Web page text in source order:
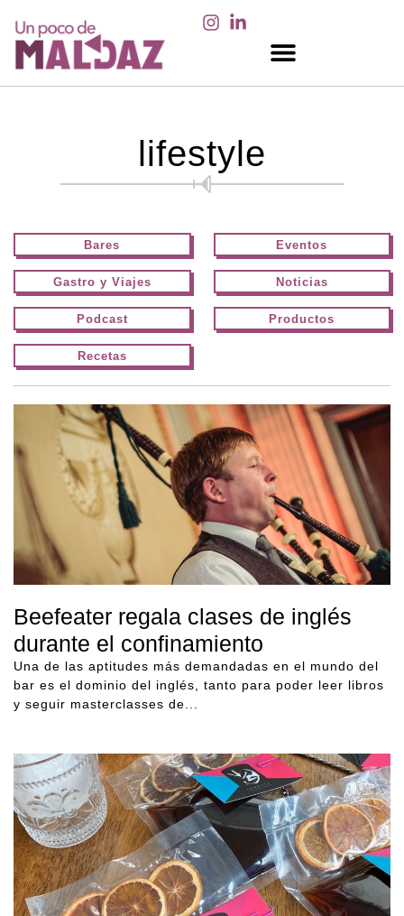
lifestyle
Bares Eventos
Gastro y Viajes Noticias
Podcast Productos
Recetas
Beefeater regala clases de inglés
durante el confinamiento
Una de las aptitudes más demandadas en el mundo del
bar es el dominio del inglés, tanto para poder leer libros
y seguir masterclasses de...